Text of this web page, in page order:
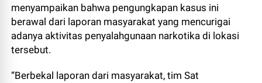
menyampaikan bahwa pengungkapan kasus ini
berawal dari laporan masyarakat yang mencurigai
adanya aktivitas penyalahgunaan narkotika di lokasi
tersebut.
“Berbekal laporan dari masyarakat, tim Sat